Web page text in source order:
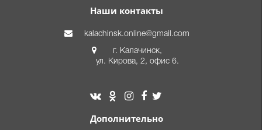
Наши контакты
kalachinsk.online@gmail.com
г. Калачинск,
ул. Кирова, 2, офис 6.
Дополнительно